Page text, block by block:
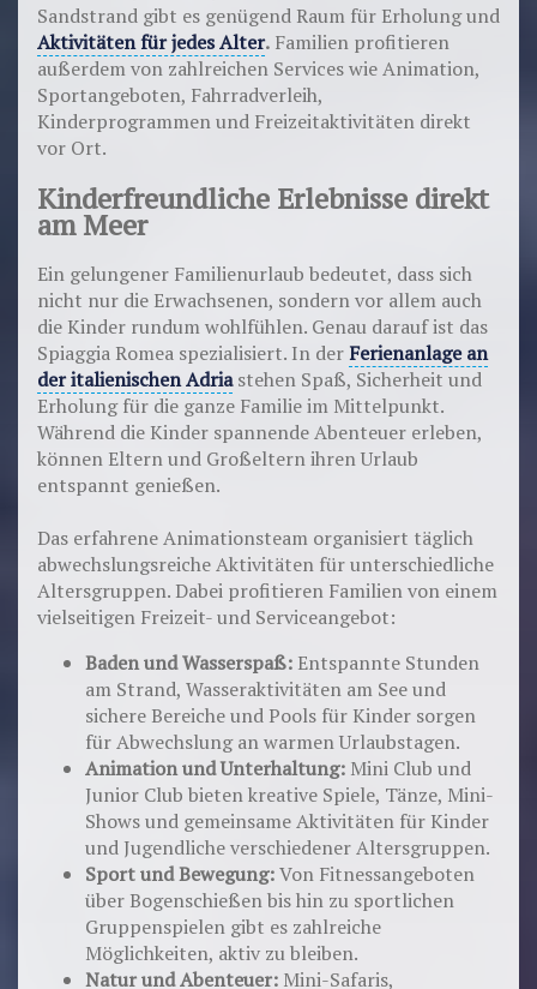
Sandstrand gibt es genügend Raum für Erholung und
Aktivitäten für jedes Alter. Familien profitieren
außerdem von zahlreichen Services wie Animation,
Sportangeboten, Fahrradverleih,
Kinderprogrammen und Freizeitaktivitäten direkt
vor Ort.
Kinderfreundliche Erlebnisse direkt
am Meer
Ein gelungener Familienurlaub bedeutet, dass sich
nicht nur die Erwachsenen, sondern vor allem auch
die Kinder rundum wohlfühlen. Genau darauf ist das
Spiaggia Romea spezialisiert. In derFerienanlage an
der italienischen Adriastehen Spaß, Sicherheit und
Erholung für die ganze Familie im Mittelpunkt.
Während die Kinder spannende Abenteuer erleben,
können Eltern und Großeltern ihren Urlaub
entspannt genießen.
Das erfahrene Animationsteam organisiert täglich
abwechslungsreiche Aktivitäten für unterschiedliche
Altersgruppen. Dabei profitieren Familien von einem
vielseitigen Freizeit- und Serviceangebot:
Baden und Wasserspaß: Entspannte Stunden
am Strand, Wasseraktivitäten am See und
sichere Bereiche und Pools für Kinder sorgen
für Abwechslung an warmen Urlaubstagen.
Animation und Unterhaltung: Mini Club und
Junior Club bieten kreative Spiele, Tänze, Mini-
Shows und gemeinsame Aktivitäten für Kinder
und Jugendliche verschiedener Altersgruppen.
Sport und Bewegung:Von Fitnessangeboten
über Bogenschießen bis hin zu sportlichen
Gruppenspielen gibt es zahlreiche
Möglichkeiten, aktiv zu bleiben.
Natur und Abenteuer: Mini-Safaris,